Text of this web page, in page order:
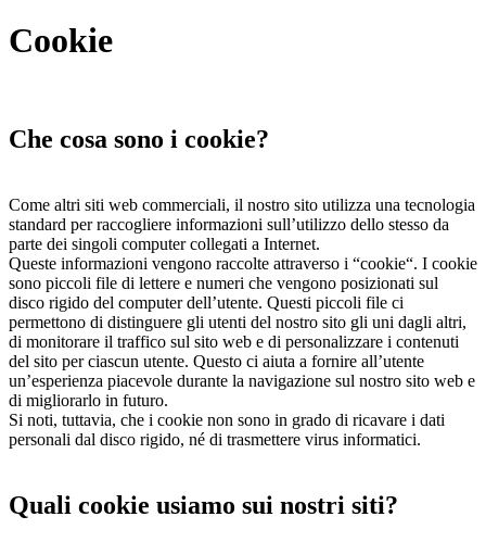
Cookie
Che cosa sono i cookie?
Come altri siti web commerciali, il nostro sito utilizza una tecnologia
standard per raccogliere informazioni sull’utilizzo dello stesso da
parte dei singoli computer collegati a Internet.
Queste informazioni vengono raccolte attraverso i “cookie“. I cookie
sono piccoli file di lettere e numeri che vengono posizionati sul
disco rigido del computer dell’utente. Questi piccoli file ci
permettono di distinguere gli utenti del nostro sito gli uni dagli altri,
di monitorare il traffico sul sito web e di personalizzare i contenuti
del sito per ciascun utente. Questo ci aiuta a fornire all’utente
un’esperienza piacevole durante la navigazione sul nostro sito web e
di migliorarlo in futuro.
Si noti, tuttavia, che i cookie non sono in grado di ricavare i dati
personali dal disco rigido, né di trasmettere virus informatici.
Quali cookie usiamo sui nostri siti?